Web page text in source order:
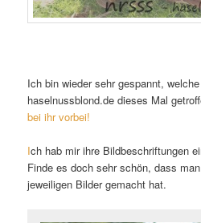
Ich bin wieder sehr gespannt,
haselnussblond.de dieses Mal
bei ihr vorbei!
Ich hab mir ihre Bildbeschriftungen
Finde es doch sehr schön, dass
jeweiligen Bilder gemacht hat.